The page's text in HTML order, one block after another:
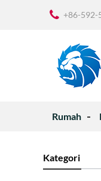
+86-592-
Rumah
Kategori